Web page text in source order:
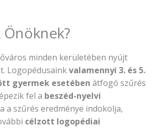
minden kerületében nyújt
Logopédusainkvalamennyi 3. és 5.
gyermek esetében átfogó szűrés
fel a beszéd-nyelvi
a szűrés eredménye indokolja,
célzott logopédiai